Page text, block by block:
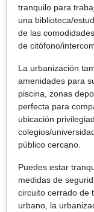
tranquilo para
una biblioteca/
de las
de citófono/
La urbanización
amenidades para
piscina, zonas
perfecta para
ubicación
colegios/
público cercano.
Puedes estar
medidas de
circuito cerrado de
urbano, la